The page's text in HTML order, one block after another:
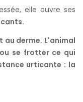
elle ouvre ses
au derme. L'animal
se frotter ce qui
urticante : la